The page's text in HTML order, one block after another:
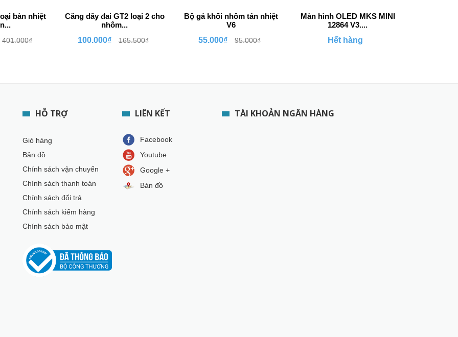
bàn nhiệt
401.000₫
Căng dây đai GT2 loại 2 cho
nhôm...
100.000₫
165.500₫
Bộ gá khối nhôm tản nhiệt
V6
55.000₫
95.000₫
Màn hình OLED MKS MINI
12864 V3....
Hết hàng
HỖ TRỢ
Giỏ hàng
Bản đồ
Chính sách vận chuyển
Chính sách thanh toán
Chính sách đổi trả
Chính sách kiểm hàng
Chính sách bảo mật
LIÊN KẾT
Facebook
Youtube
Google +
Bản đồ
TÀI KHOẢN NGÂN HÀNG